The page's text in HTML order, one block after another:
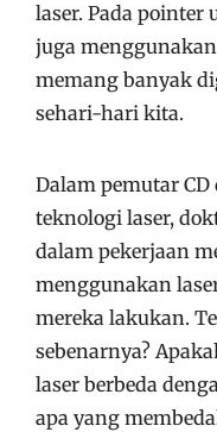
laser. Pada pointer
juga
memang banyak
sehari-hari kita.
Dalam pemutar
teknologi laser,
dalam pekerjaan
menggunakan
mereka lakukan.
sebenarnya?
laser berbeda
apa yang